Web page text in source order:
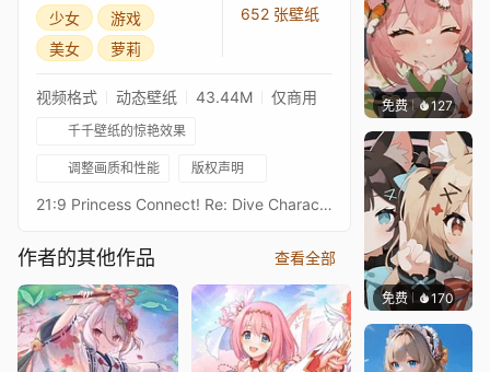
少女
游戏
美女
萝莉
652 张壁纸
视频格式 动态壁纸 43.44M 仅商用
千千壁纸的惊艳效果
调整画质和性能 版权声明
21:9 Princess Connect! Re: Dive Character Live Wallpaperプリンセスコネクトリダイブ超异域公主连结！Re: DiveResolution: 21:9 3440*1440Overall Bit Rate: ≈40Mb/s ± 3Mb/s3★安&古蕾雅3★アン＆グレア - Anne&GreaAfter Waifu2x upscaling + FFmpeg frame processing16:9 3584 x 2016 Resolution：https://steamcommunity.com/sharedfiles/filedetails/?id=2914699336Princess Connect! Re: Dive 16:9 Collections：https://steamcommunity.com/sharedfiles/filedetails/?id=2134024999Princess Connect! Re: Dive 21:9 Collections：https://steamcommunity.com/sharedfiles/filedetails/?id=2137377323
作者的其他作品 查看全部
免费 127渔小小
免费 170渔小小